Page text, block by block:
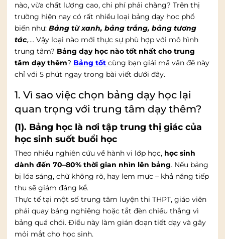
nào, vừa chất lượng cao, chi phí phải chăng? Trên thị
trường hiện nay có rất nhiều loại bảng dạy học phổ
biến như: Bảng từ xanh, bảng trắng, bảng tương
tác,…. Vậy loại nào mới thực sự phù hợp với mô hình
trung tâm? Bảng dạy học nào tốt nhất cho trung
tâm dạy thêm? Bảng tốt cùng bạn giải mã vấn đề này
chỉ với 5 phút ngay trong bài viết dưới đây.
1. Vì sao việc chọn bảng dạy học lại
quan trọng với trung tâm dạy thêm?
(1). Bảng học là nơi tập trung thị giác của
học sinh suốt buổi học
Theo nhiều nghiên cứu về hành vi lớp học, học sinh
dành đến 70–80% thời gian nhìn lên bảng. Nếu bảng
bị lóa sáng, chữ không rõ, hay lem mực – khả năng tiếp
thu sẽ giảm đáng kể.
Thực tế tại một số trung tâm luyện thi THPT, giáo viên
phải quay bảng nghiêng hoặc tắt đèn chiếu thẳng vì
bảng quá chói. Điều này làm gián đoạn tiết dạy và gây
mỏi mắt cho học sinh.